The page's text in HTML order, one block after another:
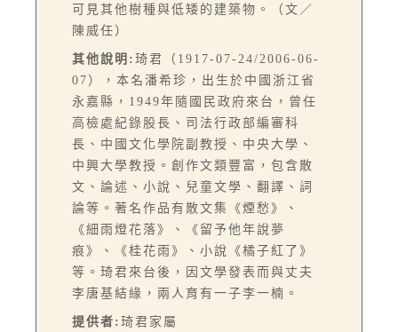
可見其他樹種與低矮的建築物。（文／
陳威任）
其他說明: 琦君（1917-07-24/2006-06-
07），本名潘希珍，出生於中國浙江省
永嘉縣，1949年隨國民政府來台，曾任
高檢處紀錄股長、司法行政部編審科
長、中國文化學院副教授、中央大學、
中興大學教授。創作文類豐富，包含散
文、論述、小說、兒童文學、翻譯、詞
論等。著名作品有散文集《煙愁》、
《細雨燈花落》、《留予他年說夢
痕》、《桂花雨》、小說《橘子紅了》
等。琦君來台後，因文學發表而與丈夫
李唐基結緣，兩人育有一子李一楠。
提供者: 琦君家屬